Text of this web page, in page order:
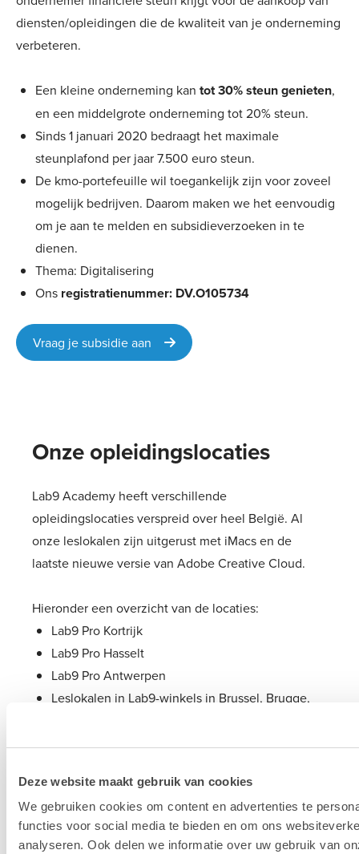
Deze website maakt gebruik van cookies
We gebruiken cookies om content en advertenties te
functies voor social media te bieden en om ons
analyseren. Ook delen we informatie over uw gebruik van
diensten/opleidingen die de kwaliteit van je onderneming
verbeteren.
Een kleine onderneming kan tot 30% steun genieten,
en een middelgrote onderneming tot 20% steun.
Sinds 1 januari 2020 bedraagt het maximale
steunplafond per jaar 7.500 euro steun.
De kmo-portefeuille wil toegankelijk zijn voor zoveel
mogelijk bedrijven. Daarom maken we het eenvoudig
om je aan te melden en subsidieverzoeken in te
dienen.
Thema: Digitalisering
Ons registratienummer: DV.O105734
Vraag je subsidie aan
Onze opleidingslocaties
Lab9 Academy heeft verschillende
opleidingslocaties verspreid over heel België. Al
onze leslokalen zijn uitgerust met iMacs en de
laatste nieuwe versie van Adobe Creative Cloud.
Hieronder een overzicht van de locaties:
Lab9 Pro Kortrijk
Lab9 Pro Hasselt
Lab9 Pro Antwerpen
Leslokalen in Lab9-winkels in Brussel, Brugge,